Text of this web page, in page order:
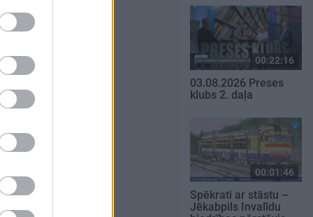
00:22:16
03.08.2026 Preses
klubs 2. daļa
00:01:46
Spēkrati ar stāstu –
Jēkabpils Invalīdu